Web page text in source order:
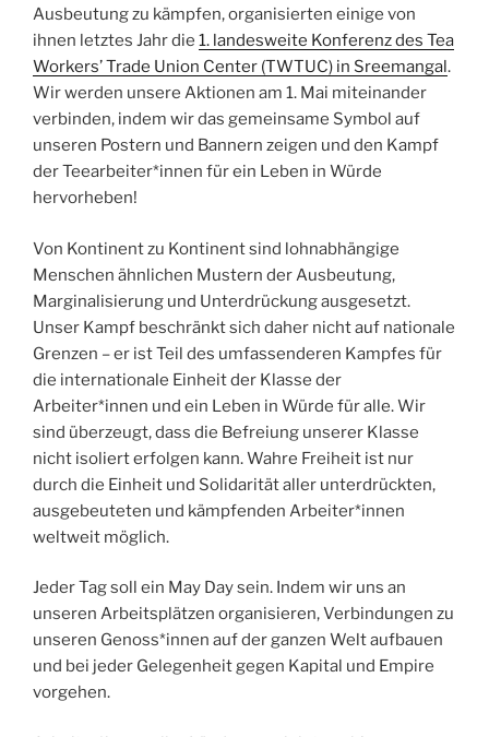
Ausbeutung zu kämpfen, organisierten einige von
ihnen letztes Jahr die 1. landesweite Konferenz des Tea
Workers’ Trade Union Center (TWTUC) in Sreemangal .
Wir werden unsere Aktionen am 1. Mai miteinander
verbinden, indem wir das gemeinsame Symbol auf
unseren Postern und Bannern zeigen und den Kampf
der Teearbeiter*innen für ein Leben in Würde
hervorheben!
Von Kontinent zu Kontinent sind lohnabhängige
Menschen ähnlichen Mustern der Ausbeutung,
Marginalisierung und Unterdrückung ausgesetzt.
Unser Kampf beschränkt sich daher nicht auf nationale
Grenzen – er ist Teil des umfassenderen Kampfes für
die internationale Einheit der Klasse der
Arbeiter*innen und ein Leben in Würde für alle. Wir
sind überzeugt, dass die Befreiung unserer Klasse
nicht isoliert erfolgen kann. Wahre Freiheit ist nur
durch die Einheit und Solidarität aller unterdrückten,
ausgebeuteten und kämpfenden Arbeiter*innen
weltweit möglich.
Jeder Tag soll ein May Day sein. Indem wir uns an
unseren Arbeitsplätzen organisieren, Verbindungen zu
unseren Genoss*innen auf der ganzen Welt aufbauen
und bei jeder Gelegenheit gegen Kapital und Empire
vorgehen.